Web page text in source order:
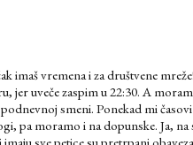
imaš vremena i za društvene mreže!
jer uveče zaspim u 22:30. A
smeni. Ponekad mi
pa moramo i na dopunske. Ja,